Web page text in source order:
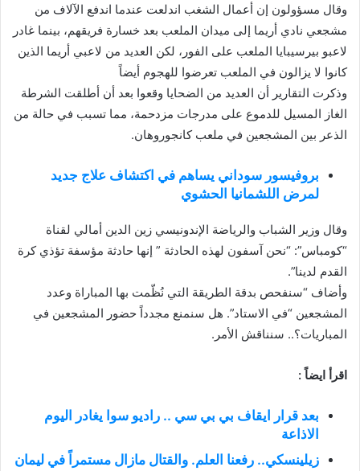
وقال مسؤولون إن أعمال الشغب اندلعت عندما اندفع الآلاف من
مشجعي نادي أريما إلى ميدان الملعب بعد خسارة فريقهم، بينما غادر
لاعبو بيرسيبايا الملعب على الفور، لكن العديد من لاعبي أريما الذين
كانوا لا يزالون في الملعب تعرضوا للهجوم أيضاً
وذكرت التقارير أن العديد من الضحايا وقعوا بعد أن أطلقت الشرطة
الغاز المسيل للدموع على مدرجات مزدحمة، مما تسبب في حالة من
الذعر بين المشجعين في ملعب كانجوروهان.
بروفيسور سوداني يساهم في اكتشاف علاج جديد
لمرض اللشمانيا الحشوي
وقال وزير الشباب والرياضة الإندونيسي زين الدين أمالي لقناة
“كومباس”: “نحن آسفون لهذه الحادثة ” إنها حادثة مؤسفة تؤذي كرة
القدم لدينا”.
وأضاف “سنفحص بدقة الطريقة التي نُظّمت بها المباراة وعدد
المشجعين “في الاستاد”. هل سنمنع مجدداً حضور المشجعين في
المباريات؟.. سنناقش الأمر.
اقرأ ايضاً :
بعد قرار ايقاف بي بي سي .. راديو سوا يغادر اليوم
الاذاعة
زيلينسكي.. رفعنا العلم. والقتال مازال مستمراً في ليمان